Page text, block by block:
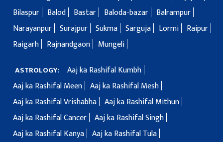
Bilaspur
Balod Bastar Baloda-bazar
Balrampur
Narayanpur Surajpur Sukma Sarguja Lormi
Raipur
Raigarh
Rajnandgaon Mungeli
ASTROLOGY:
Aaj ka Rashifal Kumbh
Aaj ka Rashifal Meen Aaj ka Rashifal Mesh
Aaj ka Rashifal Vrishabha Aaj ka Rashifal Mithun
Aaj ka Rashifal Cancer Aaj ka Rashifal Singh
Aaj ka Rashifal Kanya Aaj ka Rashifal Tula